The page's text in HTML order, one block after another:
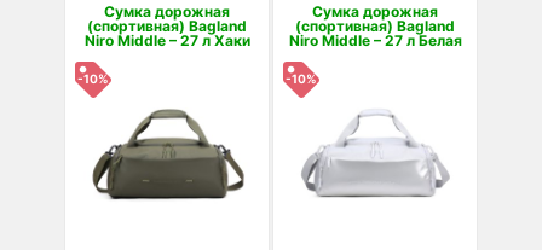
Сумка дорожная
(спортивная) Bagland
Niro Middle – 27 л Хаки
-10%
Сумка дорожная
(спортивная) Bagland
Niro Middle – 27 л Белая
-10%